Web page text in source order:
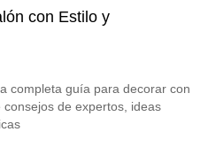
con Estilo y
completa guía para decorar con
de expertos, ideas